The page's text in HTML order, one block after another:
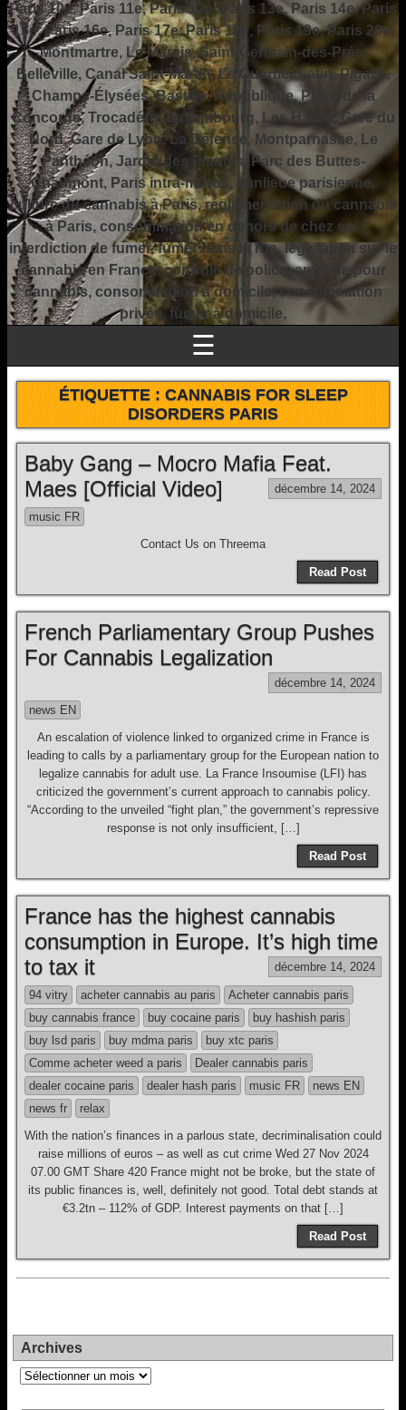
Paris 10e, Paris 11e, Paris 12e, Paris 13e, Paris 14e, Paris
15e, Paris 16e, Paris 17e, Paris 18e, Paris 19e, Paris 20e,
Montmartre, Le Marais, Saint-Germain-des-Prés,
Belleville, Canal Saint-Martin, Le Quartier Latin, Pigalle,
Champs-Élysées, Bastille, République, Place de la
Concorde, Trocadéro, Luxembourg, Les Halles, Gare du
Nord, Gare de Lyon, La Défense, Montparnasse, Le
Panthéon, Jardin des Plantes, Parc des Buttes-
Chaumont, Paris intra-muros, banlieue parisienne,
culture du cannabis à Paris, réglementation du cannabis
à Paris, consommation en dehors de chez soi,
interdiction de fumer, fumer dans la rue, législation sur le
cannabis en France, contrôle de police, amende pour
cannabis, consommation à domicile, consommation
privée, fumer à domicile,
☰
ÉTIQUETTE :CANNABIS FOR SLEEP
DISORDERS PARIS
Baby Gang – Mocro Mafia Feat.
Maes [Official Video]
décembre 14, 2024
music FR
Contact Us on Threema
Read Post
French Parliamentary Group Pushes
For Cannabis Legalization
décembre 14, 2024
news EN
An escalation of violence linked to organized crime in France is
leading to calls by a parliamentary group for the European nation to
legalize cannabis for adult use. La France Insoumise (LFI) has
criticized the government’s current approach to cannabis policy.
“According to the unveiled “fight plan,” the government’s repressive
response is not only insufficient, […]
Read Post
France has the highest cannabis
consumption in Europe. It’s high time
to tax it
décembre 14, 2024
94 vitry acheter cannabis au paris
Acheter cannabis paris
buy cannabis france
buy cocaine paris
buy hashish paris
buy lsd paris
buy mdma paris
buy xtc paris
Comme acheter weed a paris
Dealer cannabis paris
dealer cocaine paris
dealer hash paris music FR
news EN
news fr
relax
With the nation’s finances in a parlous state, decriminalisation could
raise millions of euros – as well as cut crime Wed 27 Nov 2024
07.00 GMT Share 420 France might not be broke, but the state of
its public finances is, well, definitely not good. Total debt stands at
€3.2tn – 112% of GDP. Interest payments on that […]
Read Post
Archives
Archives